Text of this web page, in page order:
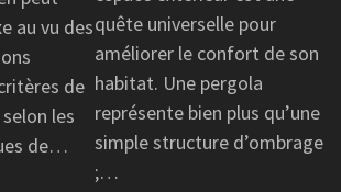
au vu des
de
les
de…
quête universelle pour
améliorer le confort de son
habitat. Une pergola
représente bien plus qu’une
simple structure d’ombrage
;…